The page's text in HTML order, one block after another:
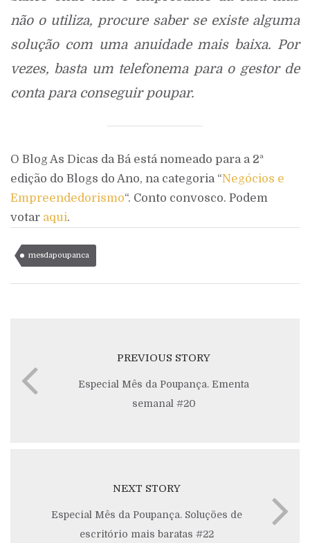
não o utiliza, procure saber se existe alguma
solução com uma anuidade mais baixa. Por
vezes, basta um telefonema para o gestor de
conta para conseguir poupar.
O Blog As Dicas da Bá está nomeado para a 2ª
edição do Blogs do Ano, na categoria “Negócios e
Empreendedorismo“. Conto convosco. Podem
votar aqui.
mesdapoupanca
PREVIOUS STORY
Especial Mês da Poupança. Ementa
semanal #20
NEXT STORY
Especial Mês da Poupança. Soluções de
escritório mais baratas #22